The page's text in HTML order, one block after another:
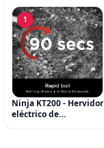
1
Ninja KT200 - Hervidor
eléctrico de